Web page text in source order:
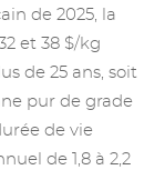
de 2025, la
et 38 $/kg
de 25 ans, soit
pur de grade
de vie
de 1,8 à 2,2